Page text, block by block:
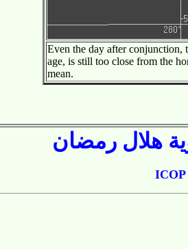
Even the day after conjunction,
age, is still too close from the
mean.
هلال رمضان